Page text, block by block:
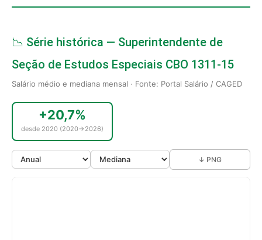
📉 Série histórica — Superintendente de
Seção de Estudos Especiais CBO 1311-15
Salário médio e mediana mensal · Fonte: Portal Salário / CAGED
+20,7%
desde 2020 (2020→2026)
↓ PNG